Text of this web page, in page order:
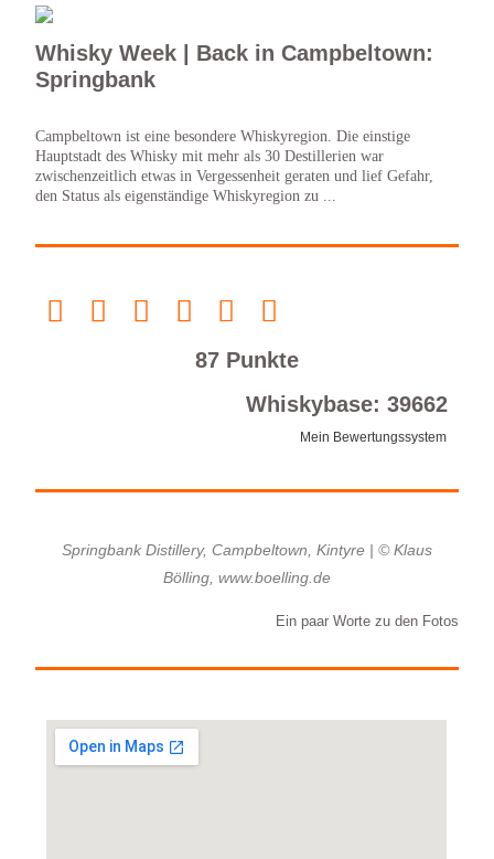
Whisky Week | Back in Campbeltown:
Springbank
Campbeltown ist eine besondere Whiskyregion. Die einstige
Hauptstadt des Whisky mit mehr als 30 Destillerien war
zwischenzeitlich etwas in Vergessenheit geraten und lief Gefahr,
den Status als eigenständige Whiskyregion zu ...
87 Punkte
Whiskybase: 39662
Mein Bewertungssystem
Springbank Distillery, Campbeltown, Kintyre | © Klaus
Bölling, www.boelling.de
Ein paar Worte zu den Fotos